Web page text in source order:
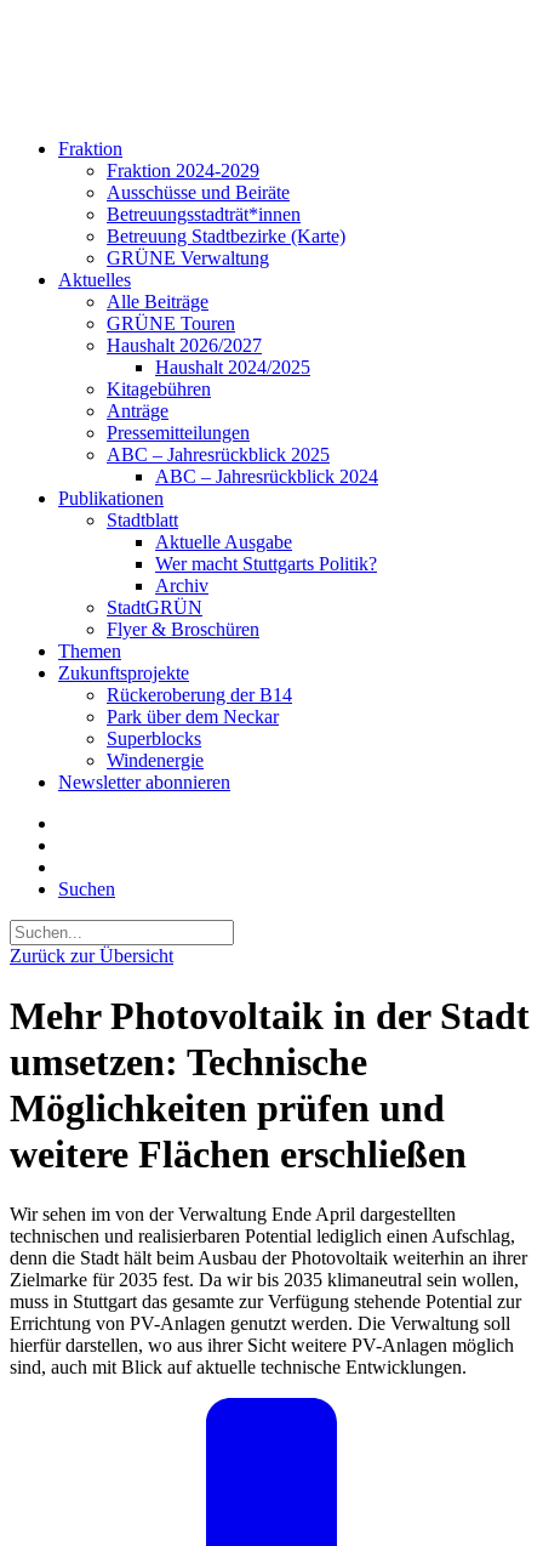
Fraktion
Fraktion 2024-2029
Ausschüsse und Beiräte
Betreuungsstadträt*innen
Betreuung Stadtbezirke (Karte)
GRÜNE Verwaltung
Aktuelles
Alle Beiträge
GRÜNE Touren
Haushalt 2026/2027
Haushalt 2024/2025
Kitagebühren
Anträge
Pressemitteilungen
ABC – Jahresrückblick 2025
ABC – Jahresrückblick 2024
Publikationen
Stadtblatt
Aktuelle Ausgabe
Wer macht Stuttgarts Politik?
Archiv
StadtGRÜN
Flyer & Broschüren
Themen
Zukunftsprojekte
Rückeroberung der B14
Park über dem Neckar
Superblocks
Windenergie
Newsletter abonnieren
Suchen
Zurück zur Übersicht
Mehr Photovoltaik in der Stadt
umsetzen: Technische
Möglichkeiten prüfen und
weitere Flächen erschließen
Wir sehen im von der Verwaltung Ende April dargestellten
technischen und realisierbaren Potential lediglich einen Aufschlag,
denn die Stadt hält beim Ausbau der Photovoltaik weiterhin an ihrer
Zielmarke für 2035 fest. Da wir bis 2035 klimaneutral sein wollen,
muss in Stuttgart das gesamte zur Verfügung stehende Potential zur
Errichtung von PV-Anlagen genutzt werden. Die Verwaltung soll
hierfür darstellen, wo aus ihrer Sicht weitere PV-Anlagen möglich
sind, auch mit Blick auf aktuelle technische Entwicklungen.